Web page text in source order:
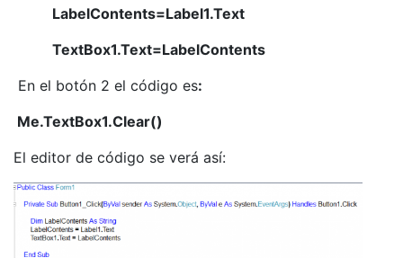
LabelContents=Label1.Text
TextBox1.Text=LabelContents
​​​​​​​ En el botón 2 el código es:
Me.TextBox1.Clear()
El editor de código se verá así: